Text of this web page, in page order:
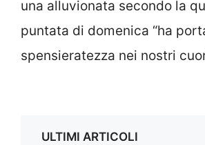
una alluvionata secondo la
puntata di domenica “ha
spensieratezza nei nostri
ULTIMI ARTICOLI